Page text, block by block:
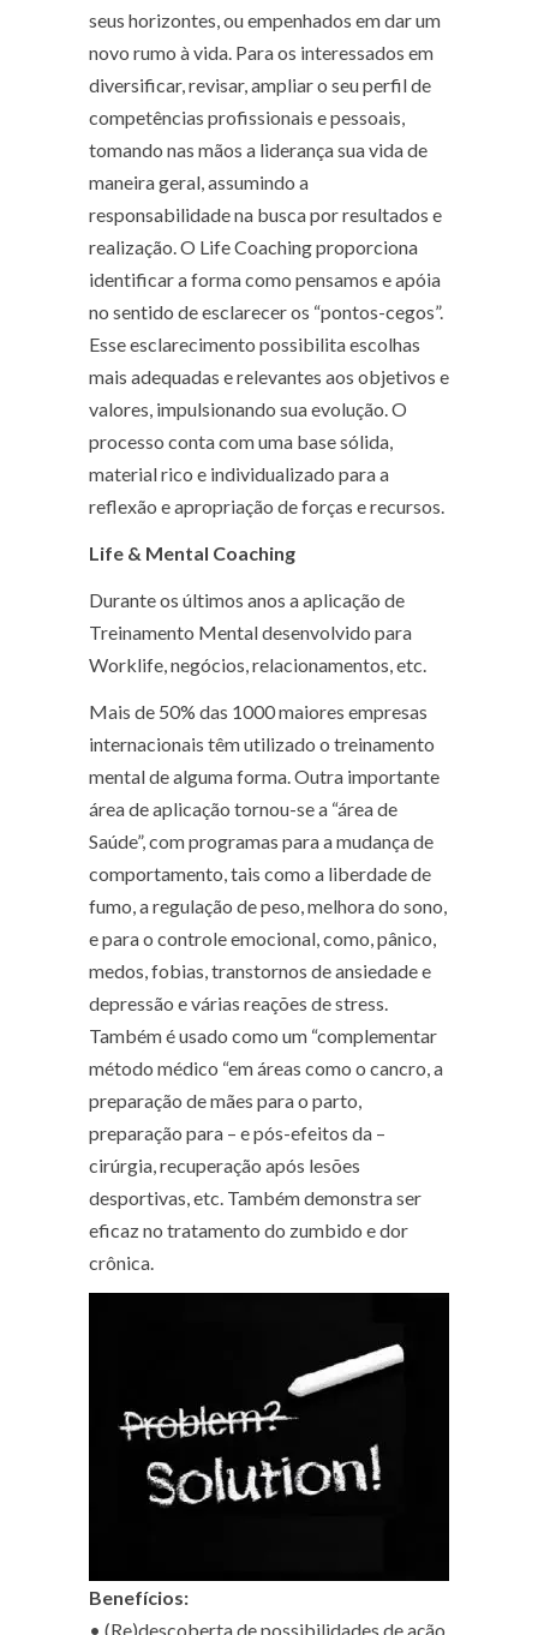
seus horizontes, ou empenhados em dar um
novo rumo à vida. Para os interessados em
diversificar, revisar, ampliar o seu perfil de
competências profissionais e pessoais,
tomando nas mãos a liderança sua vida de
maneira geral, assumindo a
responsabilidade na busca por resultados e
realização. O Life Coaching proporciona
identificar a forma como pensamos e apóia
no sentido de esclarecer os “pontos-cegos”.
Esse esclarecimento possibilita escolhas
mais adequadas e relevantes aos objetivos e
valores, impulsionando sua evolução. O
processo conta com uma base sólida,
material rico e individualizado para a
reflexão e apropriação de forças e recursos.
Life & Mental Coaching
Durante os últimos anos a aplicação de
Treinamento Mental desenvolvido para
Worklife, negócios, relacionamentos, etc.
Mais de 50% das 1000 maiores empresas
internacionais têm utilizado o treinamento
mental de alguma forma.Outra importante
área de aplicação tornou-se a “área de
Saúde”, com programas para a mudança de
comportamento, tais como a liberdade de
fumo, a regulação de peso, melhora do sono,
e para o controle emocional, como, pânico,
medos, fobias, transtornos de ansiedade e
depressão e várias reações de stress.
Também é usado como um “complementar
método médico “em áreas como o cancro, a
preparação de mães para o parto,
preparação para – e pós-efeitos da –
cirúrgia, recuperação após lesões
desportivas, etc. Também demonstra ser
eficaz no tratamento do zumbido e dor
crônica.
Benefícios:
• (Re)descoberta de possibilidades de ação